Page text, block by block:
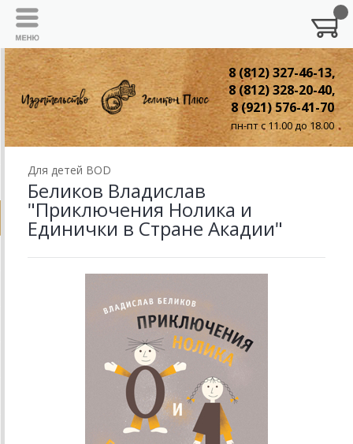
8 (812) 327-46-13,
8 (812) 328-20-40,
8 (921) 576-41-70
пн-пт с 11.00 до 18.00
Для детей BOD
Беликов Владислав
"Приключения Нолика и
Единички в Стране Акадии"